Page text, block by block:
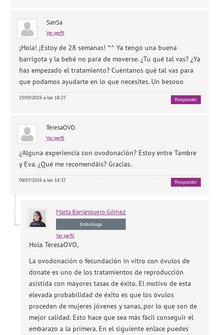
SanSa
Ver perfil
¡Hola! ¡Estoy de 28 semanas! ^^ Ya tengo una buena
barrigota y la bebé no para de moverse. ¿Tu qué tal vas? ¿Ya
has empezado el tratamiento? Cuéntanos qué tal vas para
que podamos ayudarte en lo que necesites. Un besooo
15/05/2019 a las 18:27 Responder
TeresaOVO
Ver perfil
¿Alguna experiencia con ovodonación? Estoy entre Tambre
y Eva. ¿Qué me recomendáis? Gracias.
09/07/2019 a las 14:37 Responder
Marta Barranquero Gómez
Embrióloga
Ver perfil
Hola TeresaOVO,
La ovodonación o fecundación in vitro con óvulos de
donate es uno de los tratamientos de reproducción
asistida con mayores tasas de éxito. El motivo de esta
elevada probabilidad de éxito es que los óvulos
proceden de mujeres jóvenes y sanas, por lo que son de
mejor calidad. Esto hace que sea más fácil conseguir el
embarazo a la primera. En el siguiente enlace puedes